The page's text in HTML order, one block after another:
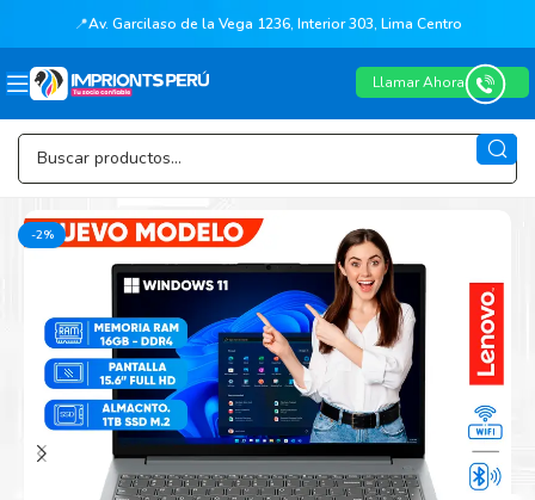
📍Av. Garcilaso de la Vega 1236, Interior 303, Lima Centro
Llamar Ahora
-2%